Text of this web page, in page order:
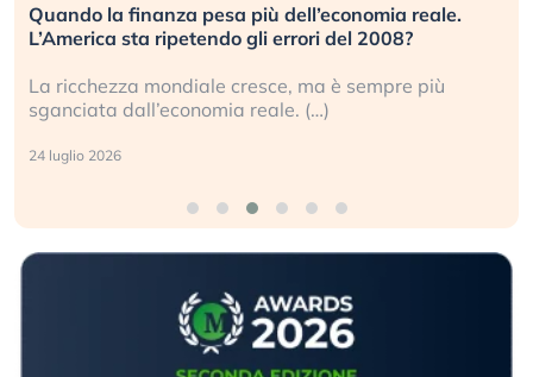
Quando la finanza pesa più dell’economia reale.
L’America sta ripetendo gli errori del 2008?
La ricchezza mondiale cresce, ma è sempre più
sganciata dall’economia reale. (…)
24 luglio 2026